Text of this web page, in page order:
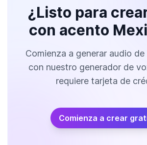
¿Listo para
con acento
Comienza a generar audio
con nuestro generador de
requiere tarjeta de
Comienza a crear